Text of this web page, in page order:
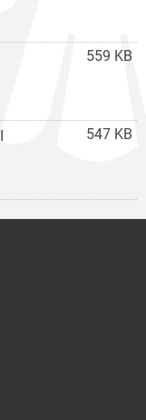
559 KB
547 KB